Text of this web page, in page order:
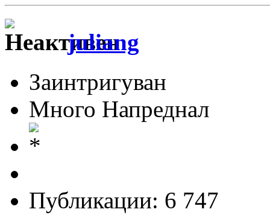
juliang
Заинтригуван
Много Напреднал
Публикации: 6 747